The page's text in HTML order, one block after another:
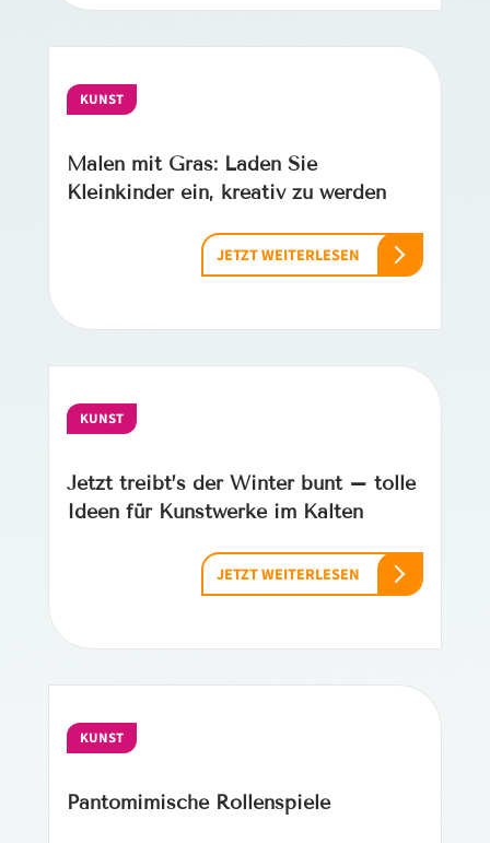
KUNST
Malen mit Gras: Laden Sie
Kleinkinder ein, kreativ zu werden
JETZT WEITERLESEN
KUNST
Jetzt treibt’s der Winter bunt – tolle
Ideen für Kunstwerke im Kalten
JETZT WEITERLESEN
KUNST
Pantomimische Rollenspiele